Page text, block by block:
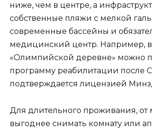
ниже, чем в центре, а
собственные пляжи с мелкой
современные бассейны и
медицинский центр. Например, в
«Олимпийской деревне» можно
программу реабилитации после
подтверждается лицензией
Для длительного проживания, от
выгоднее снимать комнату или